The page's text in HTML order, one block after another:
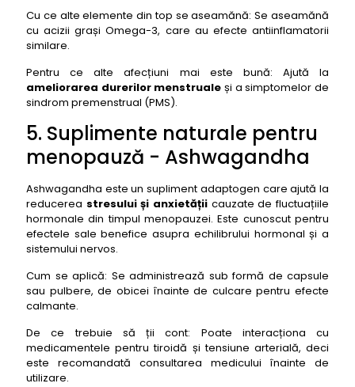
Cu ce alte elemente din top se aseamănă: Se aseamănă
cu acizii grași Omega-3, care au efecte antiinflamatorii
similare.
Pentru ce alte afecțiuni mai este bună: Ajută la
ameliorarea durerilor menstruale și a simptomelor de
sindrom premenstrual (PMS).
5. Suplimente naturale pentru
menopauză - Ashwagandha
Ashwagandha este un supliment adaptogen care ajută la
reducerea stresului și anxietății cauzate de fluctuațiile
hormonale din timpul menopauzei. Este cunoscut pentru
efectele sale benefice asupra echilibrului hormonal și a
sistemului nervos.
Cum se aplică: Se administrează sub formă de capsule
sau pulbere, de obicei înainte de culcare pentru efecte
calmante.
De ce trebuie să ții cont: Poate interacționa cu
medicamentele pentru tiroidă și tensiune arterială, deci
este recomandată consultarea medicului înainte de
utilizare.